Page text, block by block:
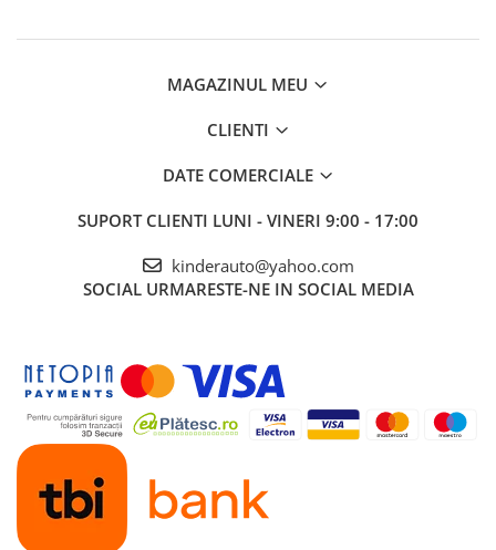
MAGAZINUL MEU
CLIENTI
DATE COMERCIALE
SUPORT CLIENTI LUNI - VINERI 9:00 - 17:00
kinderauto@yahoo.com
SOCIAL URMARESTE-NE IN SOCIAL MEDIA